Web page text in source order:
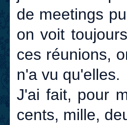
de meetings
on voit
ces réunions,
n'a vu qu'elles.
J'ai fait, pour
cents, mille,